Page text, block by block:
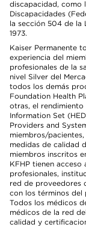
discapacidad, como
Discapacidades
la sección 504 de la
1973.
Kaiser Permanente
experiencia del
profesionales de la
nivel Silver del
todos los demás
Foundation Health
otras, el rendimiento
Information Set
Providers and
miembros/
medidas de calidad
miembros inscritos
KFHP tienen
profesionales,
red de proveedores
con los términos del
Todos los médicos
médicos de la red
calidad y